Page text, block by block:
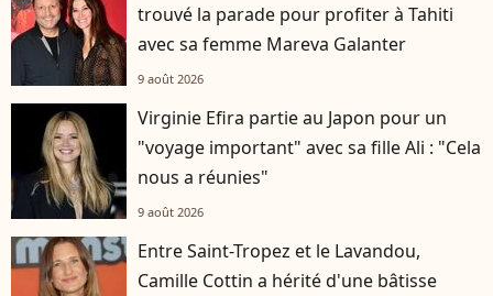
trouvé la parade pour profiter à Tahiti
avec sa femme Mareva Galanter
9 août 2026
Virginie Efira partie au Japon pour un
"voyage important" avec sa fille Ali : "Cela
nous a réunies"
9 août 2026
Entre Saint-Tropez et le Lavandou,
Camille Cottin a hérité d'une bâtisse